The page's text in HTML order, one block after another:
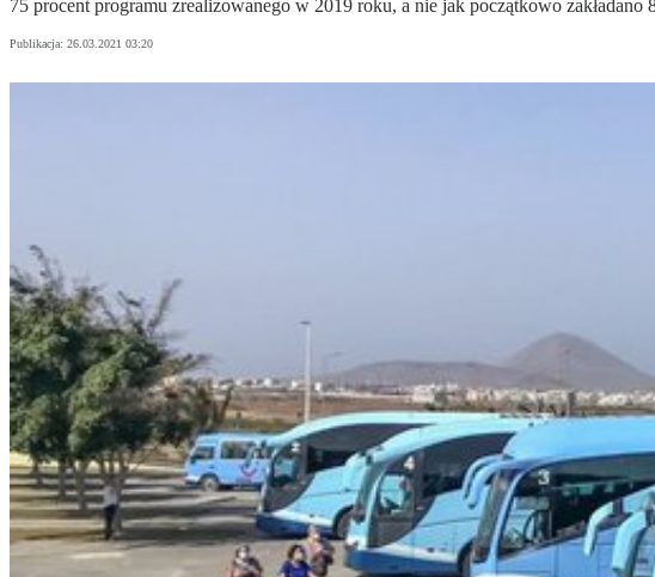
75 procent programu zrealizowanego w 2019 roku, a nie jak początkowo
Publikacja: 26.03.2021 03:20